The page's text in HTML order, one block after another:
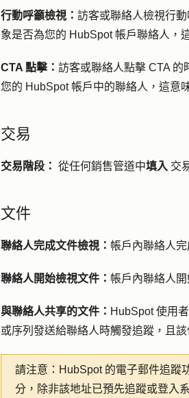
行動呼籲檢視： 訪客或聯絡人檢視行
象是否為您的 HubSpot 帳戶聯絡人，
CTA 點擊： 訪客或聯絡人點擊 CTA 的
您的 HubSpot 帳戶中的聯絡人，這意
交易
交易階段： 從任何銷售管道中填入 交
文件
聯絡人完成文件檢視： 帳戶內聯絡人
聯絡人開始檢視文件： 帳戶內聯絡人
與聯絡人共享的文件： HubSpot 使用
或序列發送給聯絡人時觸發追蹤，且
請注意： HubSpot 的電子郵件追蹤
分，除非該地址已預先追蹤或登入